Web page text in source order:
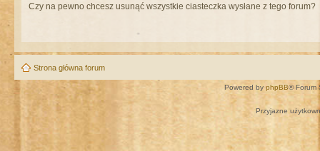
Czy na pewno chcesz usunąć wszystkie ciasteczka wysłane z tego forum?
Strona główna forum
Powered by phpBB® Forum
Przyjazne